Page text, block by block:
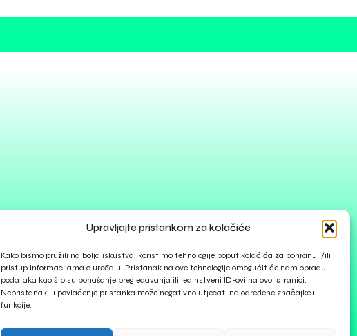
Upravljajte pristankom za kolačiće
Kako bismo pružili najbolja iskustva, koristimo tehnologije poput kolačića za pohranu i/ili
pristup informacijama o uređaju. Pristanak na ove tehnologije omogućit će nam obradu
podataka kao što su ponašanje pregledavanja ili jedinstveni ID-ovi na ovoj stranici.
Nepristanak ili povlačenje pristanka može negativno utjecati na određene značajke i
funkcije.